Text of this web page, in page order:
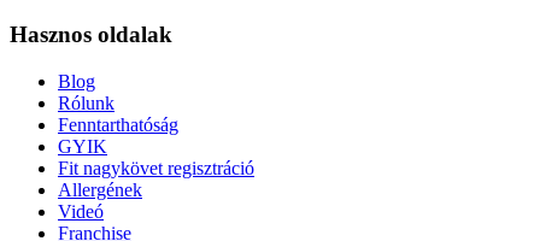
Hasznos oldalak
Blog
Rólunk
Fenntarthatóság
GYIK
Fit nagykövet regisztráció
Allergének
Videó
Franchise